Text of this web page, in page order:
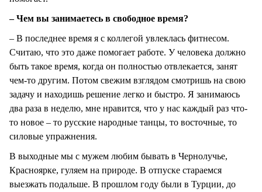
– Чем вы занимаетесь в свободное время?
– В последнее время я с коллегой увлеклась фитнесом.
Считаю, что это даже помогает работе. У человека должно
быть такое время, когда он полностью отвлекается, занят
чем-то другим. Потом свежим взглядом смотришь на свою
задачу и находишь решение легко и быстро. Я занимаюсь
два раза в неделю, мне нравится, что у нас каждый раз что-
то новое – то русские народные танцы, то восточные, то
силовые упражнения.
В выходные мы с мужем любим бывать в Чернолучье,
Красноярке, гуляем на природе. В отпуске стараемся
выезжать подальше. В прошлом году были в Турции, до